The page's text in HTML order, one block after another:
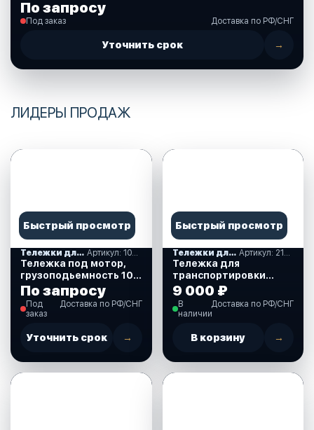
По запросу
Под заказ Доставка по РФ/СНГ
Уточнить срок →
ЛИДЕРЫ ПРОДАЖ
Быстрый просмотр
Тележки для транспортировки моторов
Тележка под мотор,
грузоподьемность 100
кг (1023001)
По запросу
Под
заказ
Доставка по РФ/СНГ
Уточнить срок →
Быстрый просмотр
Тележки для транспортировки моторов
Тележка для
транспортировки
моторов мощностью
до 40 л.с. (210067)
9 000 ₽
В
наличии
Доставка по РФ/СНГ
В корзину →